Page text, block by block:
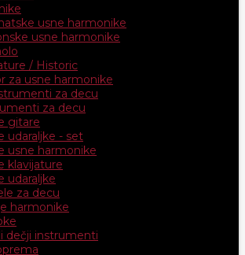
usne harmonike
usne harmonike
/ Historic
za usne harmonike
za decu
gitare
udaraljke - set
usne harmonike
klavijature
udaraljke
za decu
harmonike
dečji instrumenti